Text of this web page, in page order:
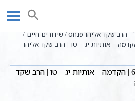
הרב שקד אליהו פנחס
שידורים חיים
לחכמת הקבלה | 6 | הקדמה – אותיות יג – טו | הרב שקד אליהו
פתיחה לחכמת הקבלה | 6 | הקדמה – אותיות יג – טו | הרב שקד